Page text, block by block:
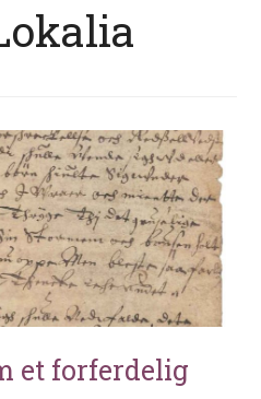
et forferdelig